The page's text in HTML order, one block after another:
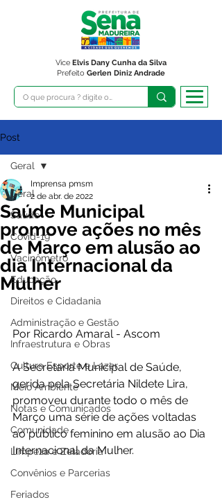
Prefeito Gerlen Diniz Andrade
Vice Elvis Dany Cunha da Silva
Post
Geral
Saúde
Covid-19
Vacinômetro
Educação
Direitos e Cidadania
Administração e Gestão
Infraestrutura e Obras
Cultura Esporte e Lazer
Meio Ambiente
Notas e Comunicados
Comunidade
Limpeza e Zeladoria
Convênios e Parcerias
Feriados
Geral
Saúde Municipal
promove ações no mês
de Março em alusão ao
dia Internacional da
Mulher
Imprensa pmsm
2 de abr. de 2022
Por Ricardo Amaral - Ascom
A Secretaria Municipal de Saúde,
gerida pela Secretária Nildete Lira,
promoveu durante todo o mês de
Março uma série de ações voltadas
ao público feminino em alusão ao Dia
Internacional da Mulher.